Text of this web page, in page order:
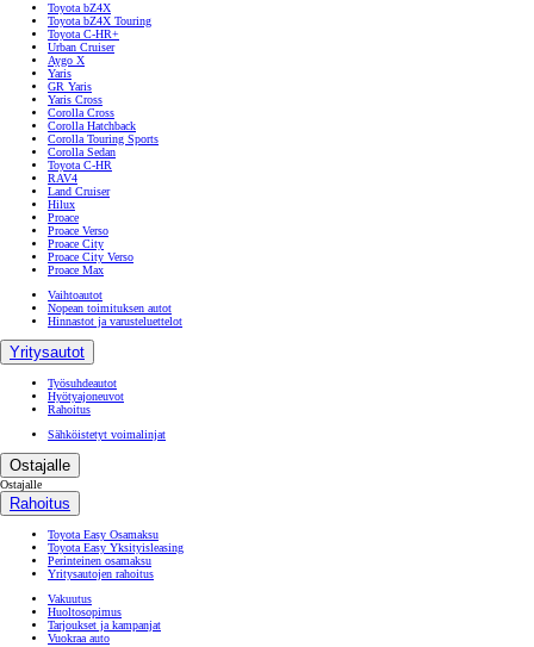
Toyota bZ4X
Toyota bZ4X Touring
Toyota C-HR+
Urban Cruiser
Aygo X
Yaris
GR Yaris
Yaris Cross
Corolla Cross
Corolla Hatchback
Corolla Touring Sports
Corolla Sedan
Toyota C-HR
RAV4
Land Cruiser
Hilux
Proace
Proace Verso
Proace City
Proace City Verso
Proace Max
Vaihtoautot
Nopean toimituksen autot
Hinnastot ja varusteluettelot
Yritysautot
Työsuhdeautot
Hyötyajoneuvot
Rahoitus
Sähköistetyt voimalinjat
Ostajalle
Ostajalle
Rahoitus
Toyota Easy Osamaksu
Toyota Easy Yksityisleasing
Perinteinen osamaksu
Yritysautojen rahoitus
Vakuutus
Huoltosopimus
Tarjoukset ja kampanjat
Vuokraa auto